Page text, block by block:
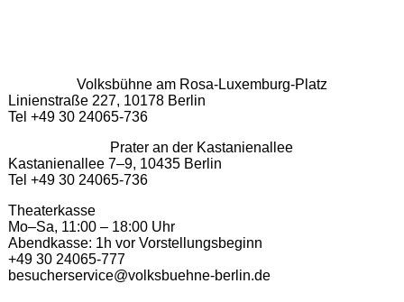
Volksbühne am Rosa-Luxemburg-Platz
Linienstraße 227, 10178 Berlin
Tel +49 30 24065-736
Prater an der Kastanienallee
Kastanienallee 7–9, 10435 Berlin
Tel +49 30 24065-736
Theaterkasse
Mo–Sa, 11:00 – 18:00 Uhr
Abendkasse: 1h vor Vorstellungsbeginn
+49 30 24065-777
besucherservice@volksbuehne-berlin.de